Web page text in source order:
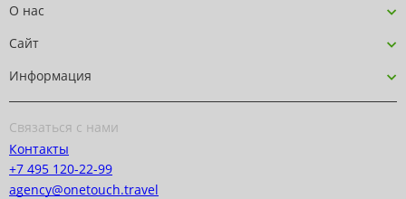
О нас
Сайт
Информация
Связаться с нами
Контакты
+7 495 120-22-99
agency@onetouch.travel